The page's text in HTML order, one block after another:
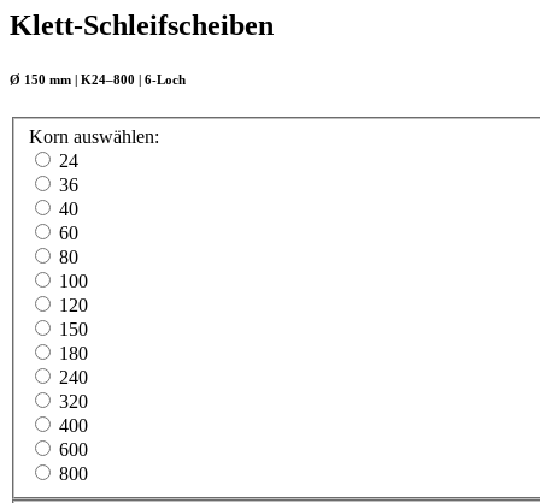
Klett-Schleifscheiben
Ø 150 mm | K24–800 | 6-Loch
Korn auswählen:
24
36
40
60
80
100
120
150
180
240
320
400
600
800